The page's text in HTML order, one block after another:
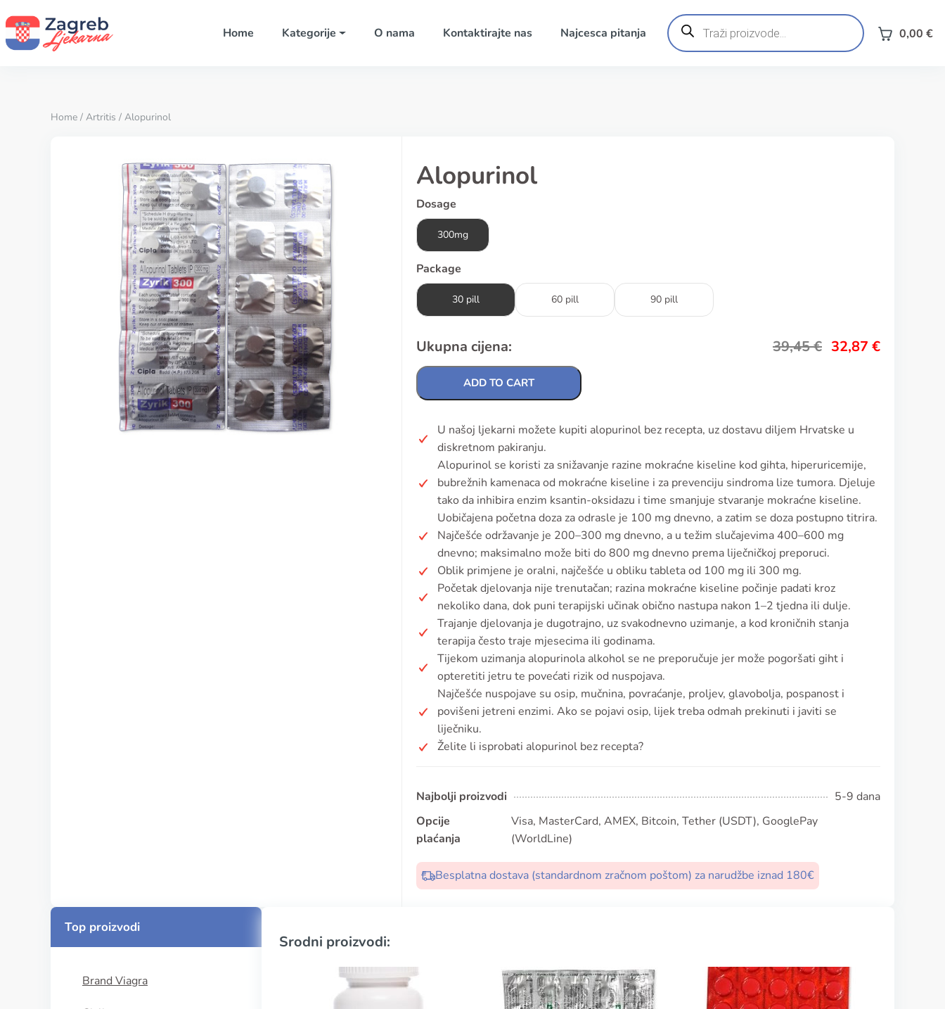
Home Kategorije O nama Kontaktirajte nas Najcesca pitanja
Products
search 0,00 €
Home / Artritis / Alopurinol
Alopurinol
Dosage
300mg
Package
30 pill 60 pill 90 pill
Ukupna cijena: 39,45€ 32,87 €
ADD TO CART
U našoj ljekarni možete kupiti alopurinol bez recepta, uz dostavu diljem Hrvatske u
diskretnom pakiranju.
Alopurinol se koristi za snižavanje razine mokraćne kiseline kod gihta, hiperuricemije,
bubrežnih kamenaca od mokraćne kiseline i za prevenciju sindroma lize tumora. Djeluje
tako da inhibira enzim ksantin-oksidazu i time smanjuje stvaranje mokraćne kiseline.
Uobičajena početna doza za odrasle je 100 mg dnevno, a zatim se doza postupno titrira.
Najčešće održavanje je 200–300 mg dnevno, a u težim slučajevima 400–600 mg
dnevno; maksimalno može biti do 800 mg dnevno prema liječničkoj preporuci.
Oblik primjene je oralni, najčešće u obliku tableta od 100 mg ili 300 mg.
Početak djelovanja nije trenutačan; razina mokraćne kiseline počinje padati kroz
nekoliko dana, dok puni terapijski učinak obično nastupa nakon 1–2 tjedna ili dulje.
Trajanje djelovanja je dugotrajno, uz svakodnevno uzimanje, a kod kroničnih stanja
terapija često traje mjesecima ili godinama.
Tijekom uzimanja alopurinola alkohol se ne preporučuje jer može pogoršati giht i
opteretiti jetru te povećati rizik od nuspojava.
Najčešće nuspojave su osip, mučnina, povraćanje, proljev, glavobolja, pospanost i
povišeni jetreni enzimi. Ako se pojavi osip, lijek treba odmah prekinuti i javiti se
liječniku.
Želite li isprobati alopurinol bez recepta?
Najbolji proizvodi
5-9 dana
Opcije
plaćanja
Visa, MasterCard, AMEX, Bitcoin, Tether (USDT), GooglePay
(WorldLine)
Besplatna dostava (standardnom zračnom poštom) za narudžbe iznad 180€
Top proizvodi
Brand Viagra
Srodni proizvodi: